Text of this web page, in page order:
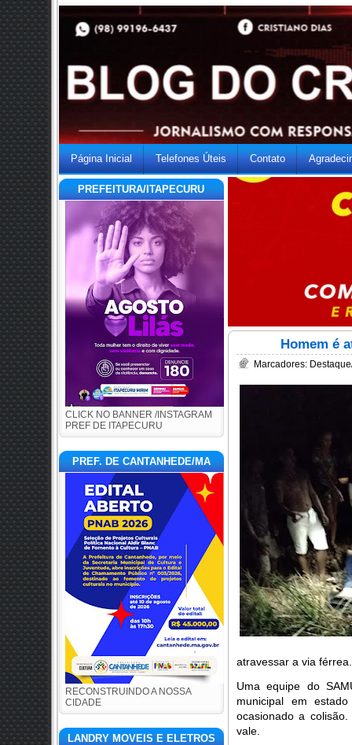
Página Inicial Telefones Úteis Contato
PREFEITURA/ITAPECURU
CLICK NO BANNER /INSTAGRAM
PREF DE ITAPECURU
PREF. DE CANTANHEDE/MA
RECONSTRUINDO A NOSSA
CIDADE
LANDRY MOVEIS E ELETROS
Homem é
Marcadores:
atravessar a via
Uma equipe do
municipal em
ocasionado a
vale.